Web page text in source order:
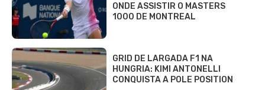
ONDE ASSISTIR O MASTERS
1000 DE MONTREAL
GRID DE LARGADA F1 NA
HUNGRIA: KIMI ANTONELLI
CONQUISTA A POLE POSITION